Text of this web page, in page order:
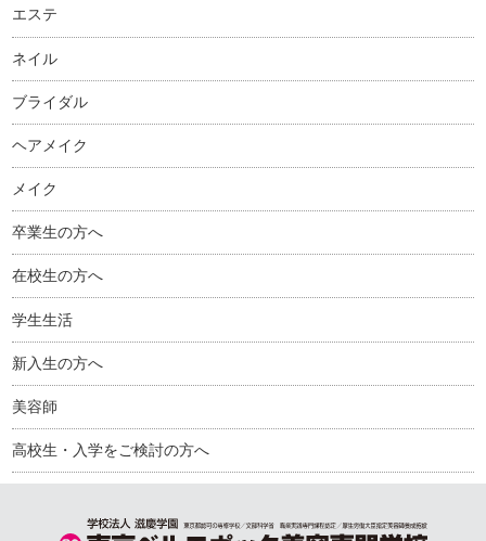
エステ
ネイル
ブライダル
ヘアメイク
メイク
卒業生の方へ
在校生の方へ
学生生活
新入生の方へ
美容師
高校生・入学をご検討の方へ